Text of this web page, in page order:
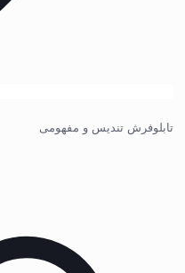
تابلوفرش تندیس و مفهومی